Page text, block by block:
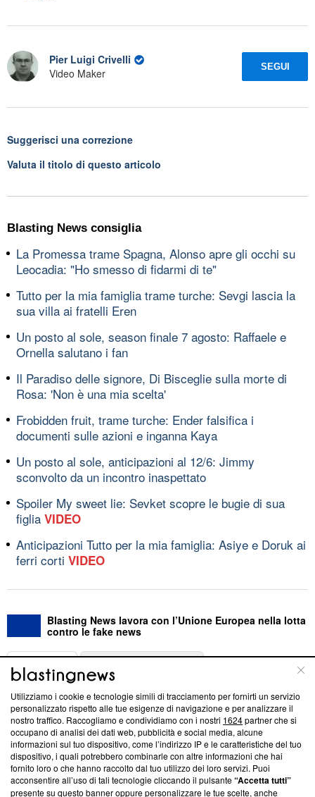
Pier Luigi Crivelli
Video Maker
SEGUI
Suggerisci una correzione
Valuta il titolo di questo articolo
Blasting News consiglia
La Promessa trame Spagna, Alonso apre gli occhi su
Leocadia: "Ho smesso di fidarmi di te"
Tutto per la mia famiglia trame turche: Sevgi lascia la
sua villa ai fratelli Eren
Un posto al sole, season finale 7 agosto: Raffaele e
Ornella salutano i fan
Il Paradiso delle signore, Di Bisceglie sulla morte di
Rosa: 'Non è una mia scelta'
Frobidden fruit, trame turche: Ender falsifica i
documenti sulle azioni e inganna Kaya
Un posto al sole, anticipazioni al 12/6: Jimmy
sconvolto da un incontro inaspettato
Spoiler My sweet lie: Sevket scopre le bugie di sua
figlia VIDEO
Anticipazioni Tutto per la mia famiglia: Asiye e Doruk ai
ferri corti VIDEO
Blasting News lavora con l’Unione Europea nella lotta
contro le fake news
ABOUT
Questa sezione offre informazioni trasparenti su Blasting
News, sui nostri processi editoriali e su come ci impegniamo a
creare news di qualità. Inoltre, afferma la nostra aderenza a
‘Trust Project - News with Integrity’Blasting News non è
ancora membro del programma, ma ha richiesto di farne
parte; Trust Project non ha ancora effettuato una verifica di
conformità agli standard.
Utilizziamo i cookie e tecnologie simili di tracciamento per fornirti un servizio
personalizzato rispetto alle tue esigenze di navigazione e per analizzare il
nostro traffico. Raccogliamo e condividiamo con i nostri 1624partner che si
occupano di analisi dei dati web, pubblicità e social media, alcune
informazioni sul tuo dispositivo, come l’indirizzo IP e le caratteristiche del tuo
dispositivo, i quali potrebbero combinarle con altre informazioni che hai
fornito loro o che hanno raccolto dal tuo utilizzo dei loro servizi. Puoi
acconsentire all’uso di tali tecnologie cliccando il pulsante“Accetta tutti”
presente su questo banner oppure personalizzare le tue scelte, anche